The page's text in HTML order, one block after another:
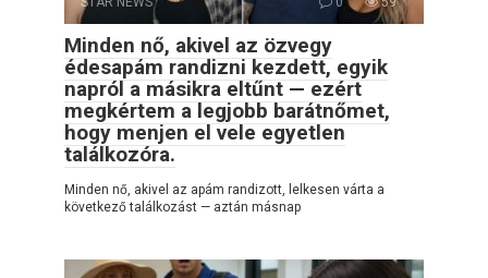
Minden nő, akivel az özvegy
édesapám randizni kezdett, egyik
napról a másikra eltűnt — ezért
megkértem a legjobb barátnőmet,
hogy menjen el vele egyetlen
találkozóra.
Minden nő, akivel az apám randizott, lelkesen várta a
következő találkozást — aztán másnap